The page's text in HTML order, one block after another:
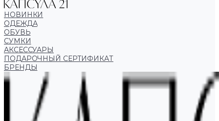
НОВИНКИ
ОДЕЖДА
ОБУВЬ
СУМКИ
АКСЕССУАРЫ
ПОДАРОЧНЫЙ СЕРТИФИКАТ
БРЕНДЫ